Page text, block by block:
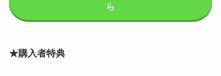
ら
★購入者特典